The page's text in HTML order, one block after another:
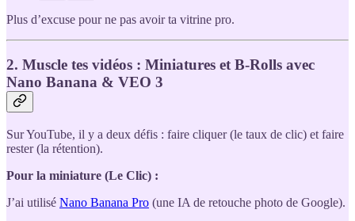
Plus d’excuse pour ne pas avoir ta vitrine pro.
2. Muscle tes vidéos : Miniatures et B-Rolls avec
Nano Banana & VEO 3
Sur YouTube, il y a deux défis : faire cliquer (le taux de clic) et faire
rester (la rétention).
Pour la miniature (Le Clic) :
J’ai utilisé Nano Banana Pro (une IA de retouche photo de Google).